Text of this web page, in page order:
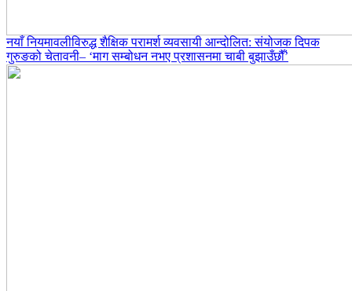
नयाँ नियमावलीविरुद्ध शैक्षिक परामर्श व्यवसायी आन्दोलित: संयोजक दिपक
गुरुङको चेतावनी– ‘माग सम्बोधन नभए प्रशासनमा चाबी बुझाउँछौँ’